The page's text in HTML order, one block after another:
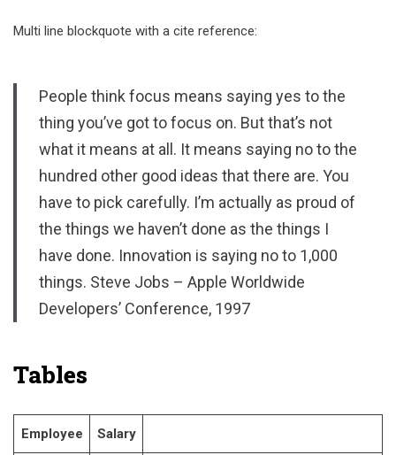
Multi line blockquote with a cite reference:
People think focus means saying yes to the
thing you’ve got to focus on. But that’s not
what it means at all. It means saying no to the
hundred other good ideas that there are. You
have to pick carefully. I’m actually as proud of
the things we haven’t done as the things I
have done. Innovation is saying no to 1,000
things. Steve Jobs – Apple Worldwide
Developers’ Conference, 1997
Tables
Employee Salary